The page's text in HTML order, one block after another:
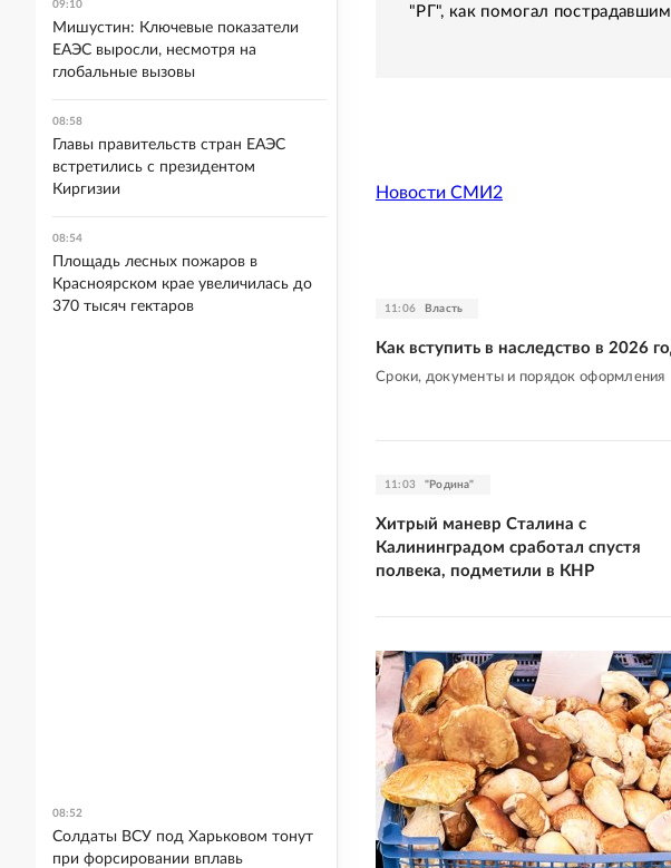
"РГ", как помогал
Новости СМИ2
11:06 Власть
Как вступить в наследство в 2026
Сроки, документы и порядок оформления
11:03 "Родина"
Хитрый маневр Сталина с
Калининградом сработал спустя
полвека, подметили в КНР
09:10
Мишустин: Ключевые показатели
ЕАЭС выросли, несмотря на
глобальные вызовы
08:58
Главы правительств стран ЕАЭС
встретились с президентом
Киргизии
08:54
Площадь лесных пожаров в
Красноярском крае увеличилась до
370 тысяч гектаров
08:52
Солдаты ВСУ под Харьковом тонут
при форсировании вплавь